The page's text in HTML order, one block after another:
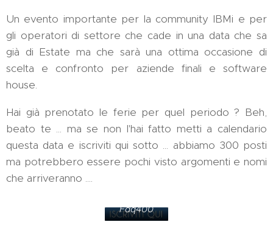
Un evento importante per la community IBMi e per
gli operatori di settore che cade in una data che sa
già di Estate ma che sarà una ottima occasione di
scelta e confronto per aziende finali e software
house.
Hai già prenotato le ferie per quel periodo ? Beh,
beato te ... ma se non l'hai fatto metti a calendario
questa data e iscriviti qui sotto ... abbiamo 300 posti
ma potrebbero essere pochi visto argomenti e nomi
che arriveranno ....
Faq400